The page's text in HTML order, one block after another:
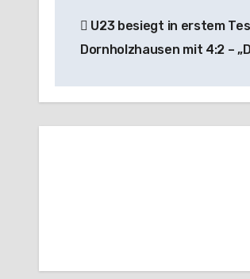
U23 besiegt in erstem
Dornholzhausen mit 4:2 –